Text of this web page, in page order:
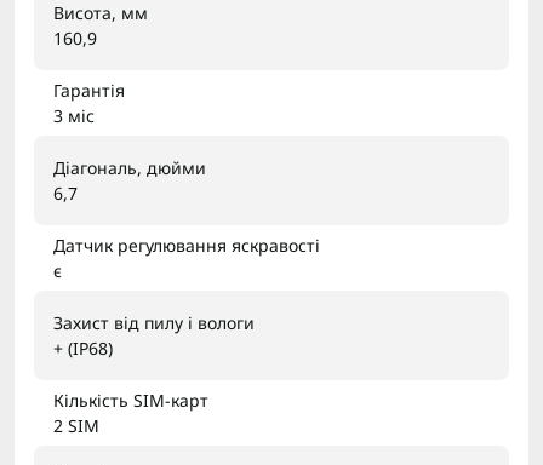
Висота, мм
160,9
Гарантія
3 міс
Діагональ, дюйми
6,7
Датчик регулювання яскравості
є
Захист від пилу і вологи
+ (IP68)
Кількість SIM-карт
2 SIM